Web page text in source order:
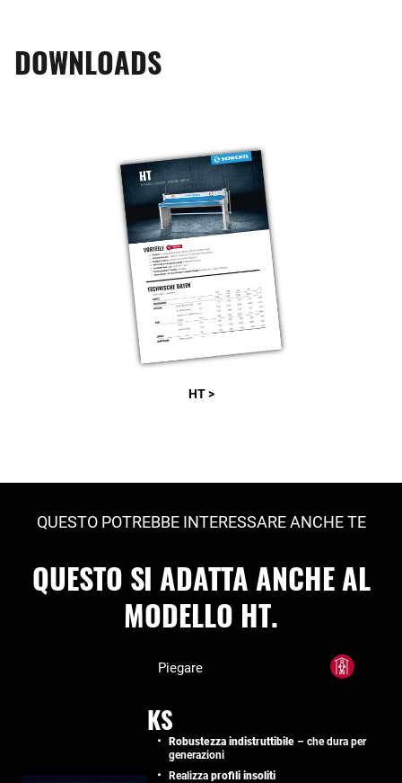
DOWNLOADS
HT >
QUESTO POTREBBE INTERESSARE ANCHE TE
QUESTO SI ADATTA ANCHE AL
MODELLO HT.
Piegare
KS
Robustezza indistruttibile – che dura per
generazioni
Realizza profili insoliti